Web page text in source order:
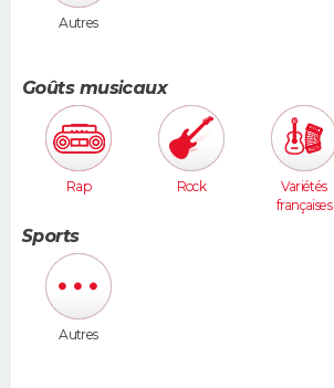
Autres
Goûts musicaux
Rap Rock
Variétés
françaises
Sports
Autres